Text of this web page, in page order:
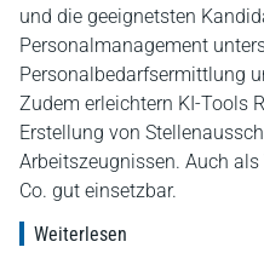
und die geeignetsten
Personalmanagement
Personalbedarfsermittlung
Zudem erleichtern KI-Tools
Erstellung von
Arbeitszeugnissen. Auch
Co. gut einsetzbar.
Weiterlesen